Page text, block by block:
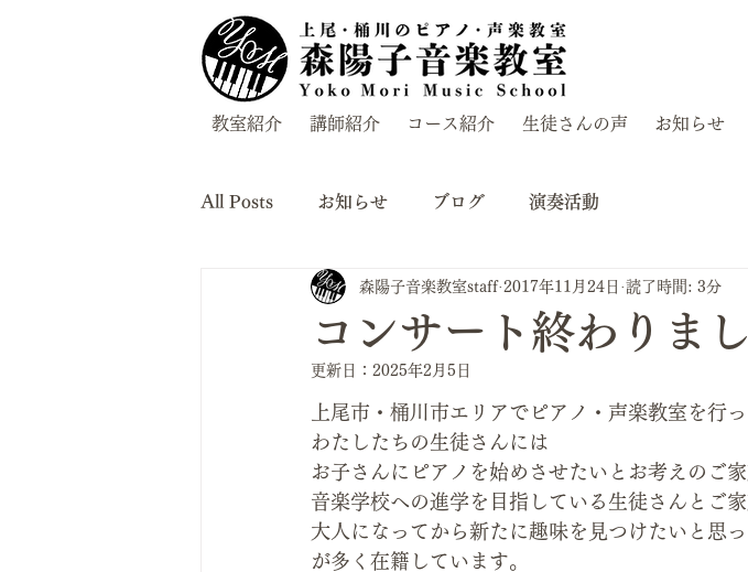
教室紹介 講師紹介 コース紹介 生徒さんの声 お知らせ
All Posts お知らせ ブログ 演奏活動
コンサート終わりま
森陽子音楽教室staff 2017年11月24日 読了時間: 3分
更新日： 2025年2月5日
上尾市・桶川市エリアでピアノ・声楽教室を行
わたしたちの生徒さんには
お子さんにピアノを始めさせたいとお考えのご家
音楽学校への進学を目指している生徒さんとご家
大人になってから新たに趣味を見つけたいと思
が多く在籍しています。